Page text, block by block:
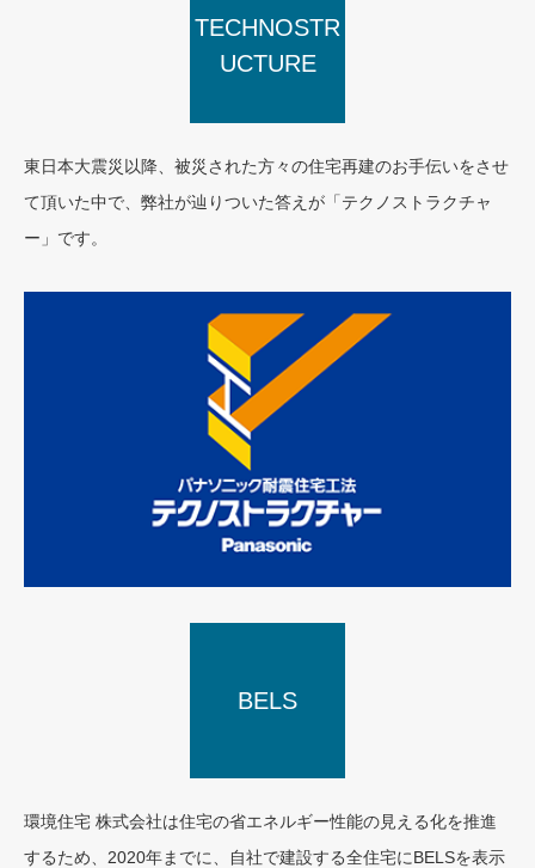
TECHNOSTR
UCTURE
東日本大震災以降、被災された方々の住宅再建のお手伝いをさせ
て頂いた中で、弊社が辿りついた答えが「テクノストラクチャ
ー」です。
TECHNOSTRUCTURE
BELS
環境住宅 株式会社は住宅の省エネルギー性能の見える化を推進
するため、2020年までに、自社で建設する全住宅にBELSを表示